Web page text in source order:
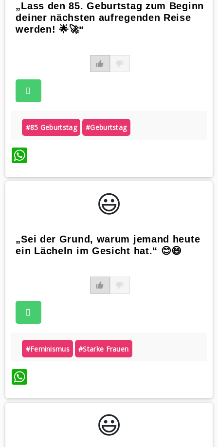
„Lass den 85. Geburtstag zum Beginn
deiner nächsten aufregenden Reise
werden! 🌟🚀“
#85 Geburtstag #geburtstag
WhatsApp
😃️
„Sei der Grund, warum jemand heute
ein Lächeln im Gesicht hat.“ 😊😄
#feminismus #starke Frauen
WhatsApp
😃️